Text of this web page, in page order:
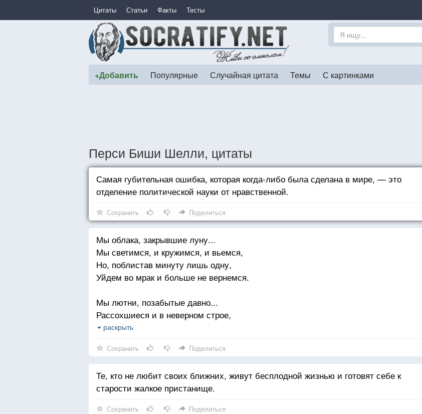
Цитаты Статьи Факты Тесты
+Добавить Популярные Случайная цитата Темы С картинками
Перси Биши Шелли, цитаты
Самая губительная ошибка, которая когда-либо была сделана в мире, — это
отделение политической науки от нравственной.
Сохранить Поделиться
Мы облака, закрывшие луну...
Мы светимся, и кружимся, и вьемся,
Но, поблистав минуту лишь одну,
Уйдем во мрак и больше не вернемся.
Мы лютни, позабытые давно...
Рассохшиеся и в неверном строе,
Мы отвечаем ветру то одно,
Мы можем спать- и мучиться во сне,
Мы можем встать и пустяком терзаться,
Мы можем тосковать наедине,
Махнуть на все рукою развлекаться.
раскрыть
Сохранить Поделиться
Те, кто не любит своих ближних, живут бесплодной жизнью и готовят себе к
старости жалкое пристанище.
Сохранить Поделиться